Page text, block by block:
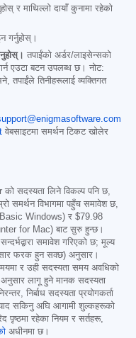
र माथिल्लो दायाँ कुनामा रहेको
गर्नुहोस्।
तपाईंको अर्डर/लाइसेन्सको
एउटा बटन उपलब्ध छ। नोट:
तपाईंले तिनीहरूलाई व्यक्तिगत
वेबसाइटमा समर्थन टिकट खोलेर
को सदस्यता लिने विकल्प पनि छ,
समर्थन विभागमा पहुँच समावेश छ,
Basic Windows) र $79.98
for Mac) बाट सुरु हुन्छ।
समावेश गरिएको छ; मूल्य
फरक हुन सक्छ) अनुसार।
र उही सदस्यता समय अवधिको
अनुसार लागू हुने मानक सदस्यता
निर्बाध सदस्यता प्रयोगकर्ता
सकिनु अघि आगामी शुल्कहरूको
पृष्ठमा रहेका नियम र सर्तहरू,
अधीनमा छ।